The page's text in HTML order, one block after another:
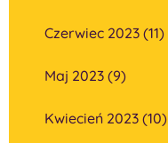
Czerwiec 2023 (11)
Maj 2023 (9)
Kwiecień 2023 (10)